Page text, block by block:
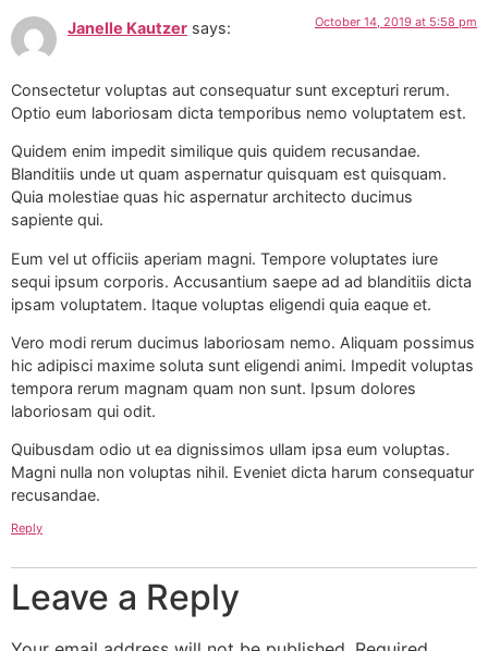
Janelle Kautzer says: October 14, 2019 at 5:58 pm
Consectetur voluptas aut consequatur sunt excepturi rerum.
Optio eum laboriosam dicta temporibus nemo voluptatem est.
Quidem enim impedit similique quis quidem recusandae.
Blanditiis unde ut quam aspernatur quisquam est quisquam.
Quia molestiae quas hic aspernatur architecto ducimus
sapiente qui.
Eum vel ut officiis aperiam magni. Tempore voluptates iure
sequi ipsum corporis. Accusantium saepe ad ad blanditiis dicta
ipsam voluptatem. Itaque voluptas eligendi quia eaque et.
Vero modi rerum ducimus laboriosam nemo. Aliquam possimus
hic adipisci maxime soluta sunt eligendi animi. Impedit voluptas
tempora rerum magnam quam non sunt. Ipsum dolores
laboriosam qui odit.
Quibusdam odio ut ea dignissimos ullam ipsa eum voluptas.
Magni nulla non voluptas nihil. Eveniet dicta harum consequatur
recusandae.
Reply
Leave a Reply